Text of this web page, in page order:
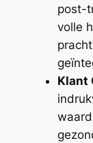
post-
volle
Klant